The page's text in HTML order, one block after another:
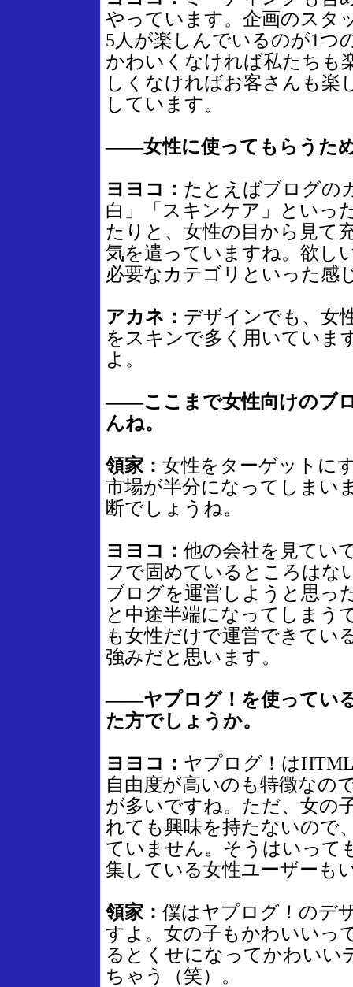
やっています。企画のスタ
5人が楽しんでいるのが1つ
かわいくなければ私たちも
しくなければお客さんも楽
しています。
――女性に使ってもらうた
ヨヨコ： たとえばブログの
白」「スキンケア」といっ
たりと、女性の目から見て
気を遣っていますね。欲し
必要なカテゴリといった感
アカネ： デザインでも、女
をスキンで多く用いていま
よ。
――ここまで女性向けのブ
んね。
領家： 女性をターゲットに
市場が半分になってしまい
断でしょうね。
ヨヨコ： 他の会社を見てい
フで固めているところはな
ブログを運営しようと思っ
と中途半端になってしまう
も女性だけで運営できてい
強みだと思います。
――ヤプログ！を使ってい
た方でしょうか。
ヨヨコ： ヤプログ！は
自由度が高いのも特徴なの
が多いですね。ただ、女の
れても興味を持たないので
ていません。そうはいって
集している女性ユーザーも
領家： 僕はヤプログ！のデ
すよ。女の子もかわいいっ
るとくせになってかわいい
ちゃう（笑）。